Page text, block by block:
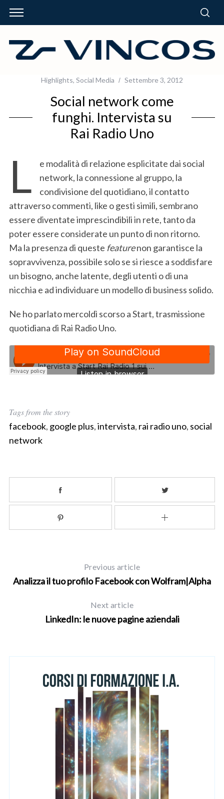
Highlights, Social Media Settembre 3, 2012
Social network come
funghi. Intervista su
Rai Radio Uno
L
e modalità di relazione esplicitate dai social
network, la connessione al gruppo, la
condivisione del quotidiano, il contatto
attraverso commenti, like o gesti simili, sembrano
essere diventate imprescindibili in rete, tanto da
poter essere considerate un punto di non ritorno.
Ma la presenza di queste featurenon garantisce la
sopravvivenza, possibile solo se si riesce a soddisfare
un bisogno, anche latente, degli utenti o di una
nicchia e ad individuare un modello di business solido.
Ne ho parlato mercoldì scorso a Start, trasmissione
quotidiana di Rai Radio Uno.
Tags from the story
facebook, google plus,intervista, rai radio uno, social
network
Previous article
Analizza il tuo profilo Facebook con Wolfram|Alpha
Next article
LinkedIn: le nuove pagine aziendali
e